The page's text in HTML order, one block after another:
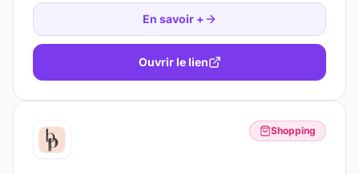
En savoir +
Ouvrir le lien
Shopping